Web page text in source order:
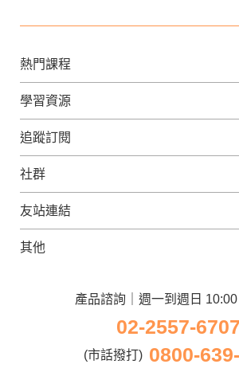
熱門課程
英文課程
日語課程
韓語課程
法文課程
兒童日語課程
學習資源
免費線上檢定
外語補給站
美日語數位學院
追蹤訂閱
Gjun-就醬學外語
官方Youtube
社群
英語觀光城
日語觀光城
友站連結
iWorld JR
電腦直播教學
其他
產品諮詢｜週一到週日
02-2557-6707
(市話撥打) 0800-